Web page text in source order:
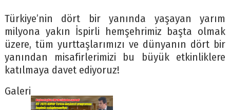
Türkiye’nin dört bir yanında yaşayan yarım
milyona yakın İspirli hemşehrimiz başta olmak
üzere, tüm yurttaşlarımızı ve dünyanın dört bir
yanından misafirlerimizi bu büyük etkinliklere
katılmaya davet ediyoruz!
Galeri